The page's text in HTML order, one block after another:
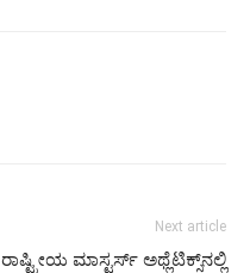
Next article
ರಾಷ್ಟ್ರೀಯ ಮಾಸ್ಟರ್ಸ್ ಅಥ್ಲೆಟಿಕ್ಸ್‌ನಲ್ಲಿ